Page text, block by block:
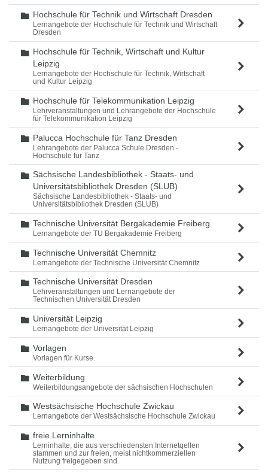
Ordner
Hochschule für Technik und Wirtschaft Dresden
Lernangebote der Hochschule für Technik und Wirtschaft
Dresden
Ordner
Hochschule für Technik, Wirtschaft und Kultur
Leipzig
Lernangebote der Hochschule für Technik, Wirtschaft
und Kultur Leipzig
Ordner
Hochschule für Telekommunikation Leipzig
Lehrveranstaltungen und Lehrangebote der Hochschule
für Telekommunikation Leipzig
Ordner
Palucca Hochschule für Tanz Dresden
Lehrangebote der Palucca Schule Dresden -
Hochschule für Tanz
Ordner
Sächsische Landesbibliothek - Staats- und
Universitätsbibliothek Dresden (SLUB)
Sächsische Landesbibliothek - Staats- und
Universitätsbibliothek Dresden (SLUB)
Ordner
Technische Universität Bergakademie Freiberg
Lernangebote der TU Bergakademie Freiberg
Ordner
Technische Universität Chemnitz
Lernangebote der Technische Universität Chemnitz
Ordner
Technische Universität Dresden
Lehrveranstaltungen und Lernangebote der
Technischen Universität Dresden
Ordner
Universität Leipzig
Lernangebote der Universität Leipzig
Ordner
Vorlagen
Vorlagen für Kurse.
Ordner
Weiterbildung
Weiterbildungsangebote der sächsischen Hochschulen
Ordner
Westsächsische Hochschule Zwickau
Lernangebote der Westsächsische Hochschule Zwickau
Ordner
freie Lerninhalte
Lerninhalte, die aus verschiedensten Internetqellen
stammen und zur freien, meist nichtkommerziellen
Nutzung freigegeben sind.